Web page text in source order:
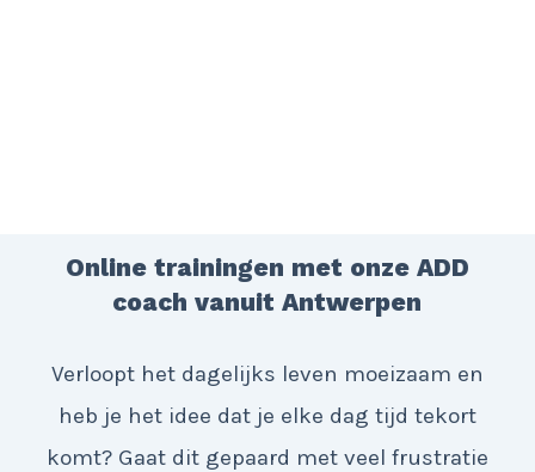
Online trainingen met onze ADD
coach vanuit Antwerpen
Verloopt het dagelijks leven moeizaam en
heb je het idee dat je elke dag tijd tekort
komt? Gaat dit gepaard met veel frustratie